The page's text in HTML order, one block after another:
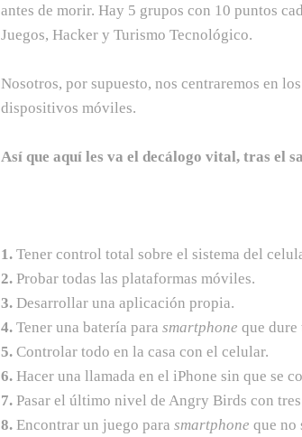
antes de morir. Hay 5 grupos con 10 puntos
Juegos, Hacker y Turismo Tecnológico.
Nosotros, por supuesto, nos centraremos en
dispositivos móviles.
Así que aquí les va el decálogo vital, tras el
1. Tener control total sobre el sistema del
2. Probar todas las plataformas móviles.
3. Desarrollar una aplicación propia.
4. Tener una batería para smartphone que dure
5. Controlar todo en la casa con el celular.
6. Hacer una llamada en el iPhone sin que se
7. Pasar el último nivel de Angry Birds con
8. Encontrar un juego para smartphone que no